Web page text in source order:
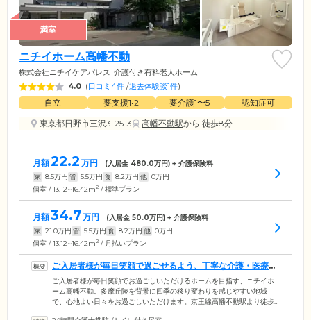
満室
ニチイホーム高幡不動
株式会社ニチイケアパレス 介護付き有料老人ホーム
4.0 (口コミ4件 /退去体験談1件)
自立 要支援1•2 要介護1〜5
認知症可
東京都日野市三沢3-25-3
高幡不動駅から 徒歩8分
月額22.2 万円 (入居金 480.0万円) + 介護保険料
家 8.5万円 管 5.5万円 食 8.2万円 他 0万円
個室 / 13.12~16.42m2 / 標準プラン
月額34.7万円 (入居金 50.0万円) + 介護保険料
家 21.0万円 管 5.5万円 食 8.2万円 他 0万円
個室 / 13.12~16.42m2 / 月払いプラン
ご入居者様が毎日笑顔で過ごせるよう、丁寧な介護・医療サ
ポートを行います
ご入居者様が毎日笑顔でお過ごしいただけるホームを目指す、ニチイホ
ーム高幡不動。多摩丘陵を背景に四季の移り変わりを感じやすい地域
で、心地よい日々をお過ごしいただけます。京王線高幡不動駅より徒歩9